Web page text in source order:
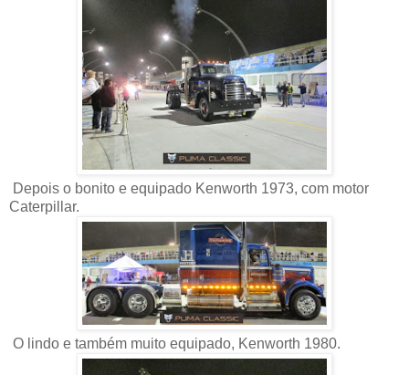
Depois o bonito e equipado Kenworth 1973, com motor
Caterpillar.
O lindo e também muito equipado, Kenworth 1980.